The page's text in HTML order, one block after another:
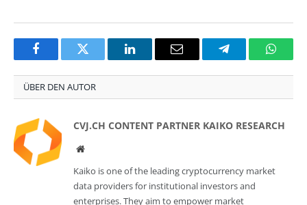
FacebookTwitter LinkedInEmail Telegram
ÜBER DEN AUTOR
CVJ.CH CONTENT PARTNER KAIKO RESEARCH
Website
Kaiko is one of the leading cryptocurrency market
data providers for institutional investors and
enterprises. They aim to empower market